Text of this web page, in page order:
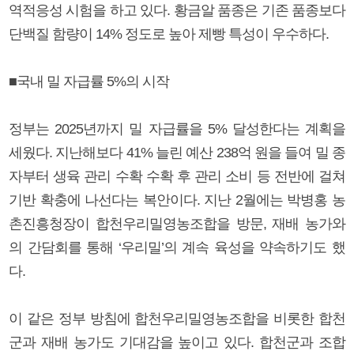
역적응성 시험을 하고 있다. 황금알 품종은 기존 품종보다
단백질 함량이 14% 정도로 높아 제빵 특성이 우수하다.
■국내 밀 자급률 5%의 시작
정부는 2025년까지 밀 자급률을 5% 달성한다는 계획을
세웠다. 지난해보다 41% 늘린 예산 238억 원을 들여 밀 종
자부터 생육 관리 수확 수확 후 관리 소비 등 전반에 걸쳐
기반 확충에 나선다는 복안이다. 지난 2월에는 박병홍 농
촌진흥청장이 합천우리밀영농조합을 방문, 재배 농가와
의 간담회를 통해 ‘우리밀’의 계속 육성을 약속하기도 했
다.
이 같은 정부 방침에 합천우리밀영농조합을 비롯한 합천
군과 재배 농가도 기대감을 높이고 있다. 합천군과 조합